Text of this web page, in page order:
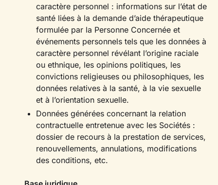
caractère personnel : informations sur l’état de
santé liées à la demande d’aide thérapeutique
formulée par la Personne Concernée et
événements personnels tels que les données à
caractère personnel révélant l’origine raciale
ou ethnique, les opinions politiques, les
convictions religieuses ou philosophiques, les
données relatives à la santé, à la vie sexuelle
et à l’orientation sexuelle.
Données générées concernant la relation
contractuelle entretenue avec les Sociétés :
dossier de recours à la prestation de services,
renouvellements, annulations, modifications
des conditions, etc.